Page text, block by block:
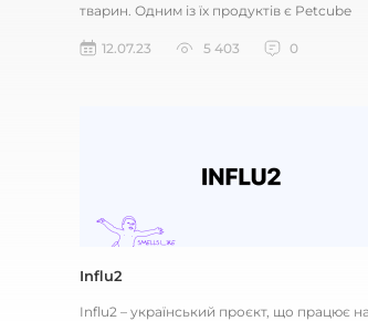
тварин. Одним із їх продуктів є Petcube
12.07.23
5 403 0
Influ2
Influ2 – український проєкт, що працює на